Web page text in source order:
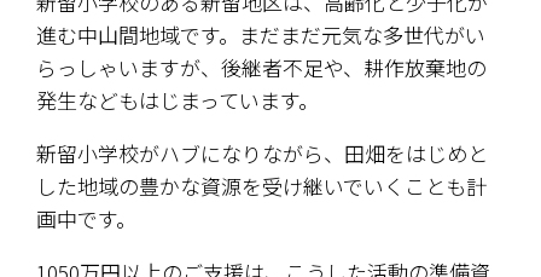
進む中山間地域です。まだまだ元気な多世代がい
らっしゃいますが、後継者不足や、耕作放棄地の
発生などもはじまっています。
新留小学校がハブになりながら、田畑をはじめと
した地域の豊かな資源を受け継いでいくことも計
画中です。
1050万円以上のご支援は、こうした活動の準備資